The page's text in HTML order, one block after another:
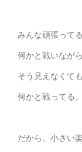
みんな頑張ってる
何かと戦いなが
そう見えなくても
何かと戦ってる。
だから、小さい